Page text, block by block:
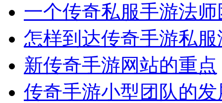
一个传奇私服手游法
怎样到达传奇手游私
新传奇手游网站的重点
传奇手游小型团队的